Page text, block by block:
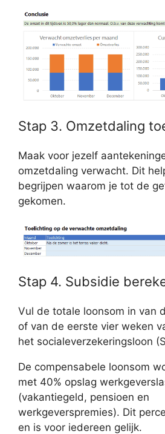
Stap 3. Omzetdaling
Maak voor jezelf
omzetdaling verwacht. Dit
begrijpen waarom je tot de
gekomen.
Stap 4. Subsidie
Vul de totale loonsom in van
of van de eerste vier weken
het socialeverzekeringsloon
De compensabele loonsom
met 40% opslag
(vakantiegeld, pensioen en
werkgeverspremies). Dit
en is voor iedereen gelijk.